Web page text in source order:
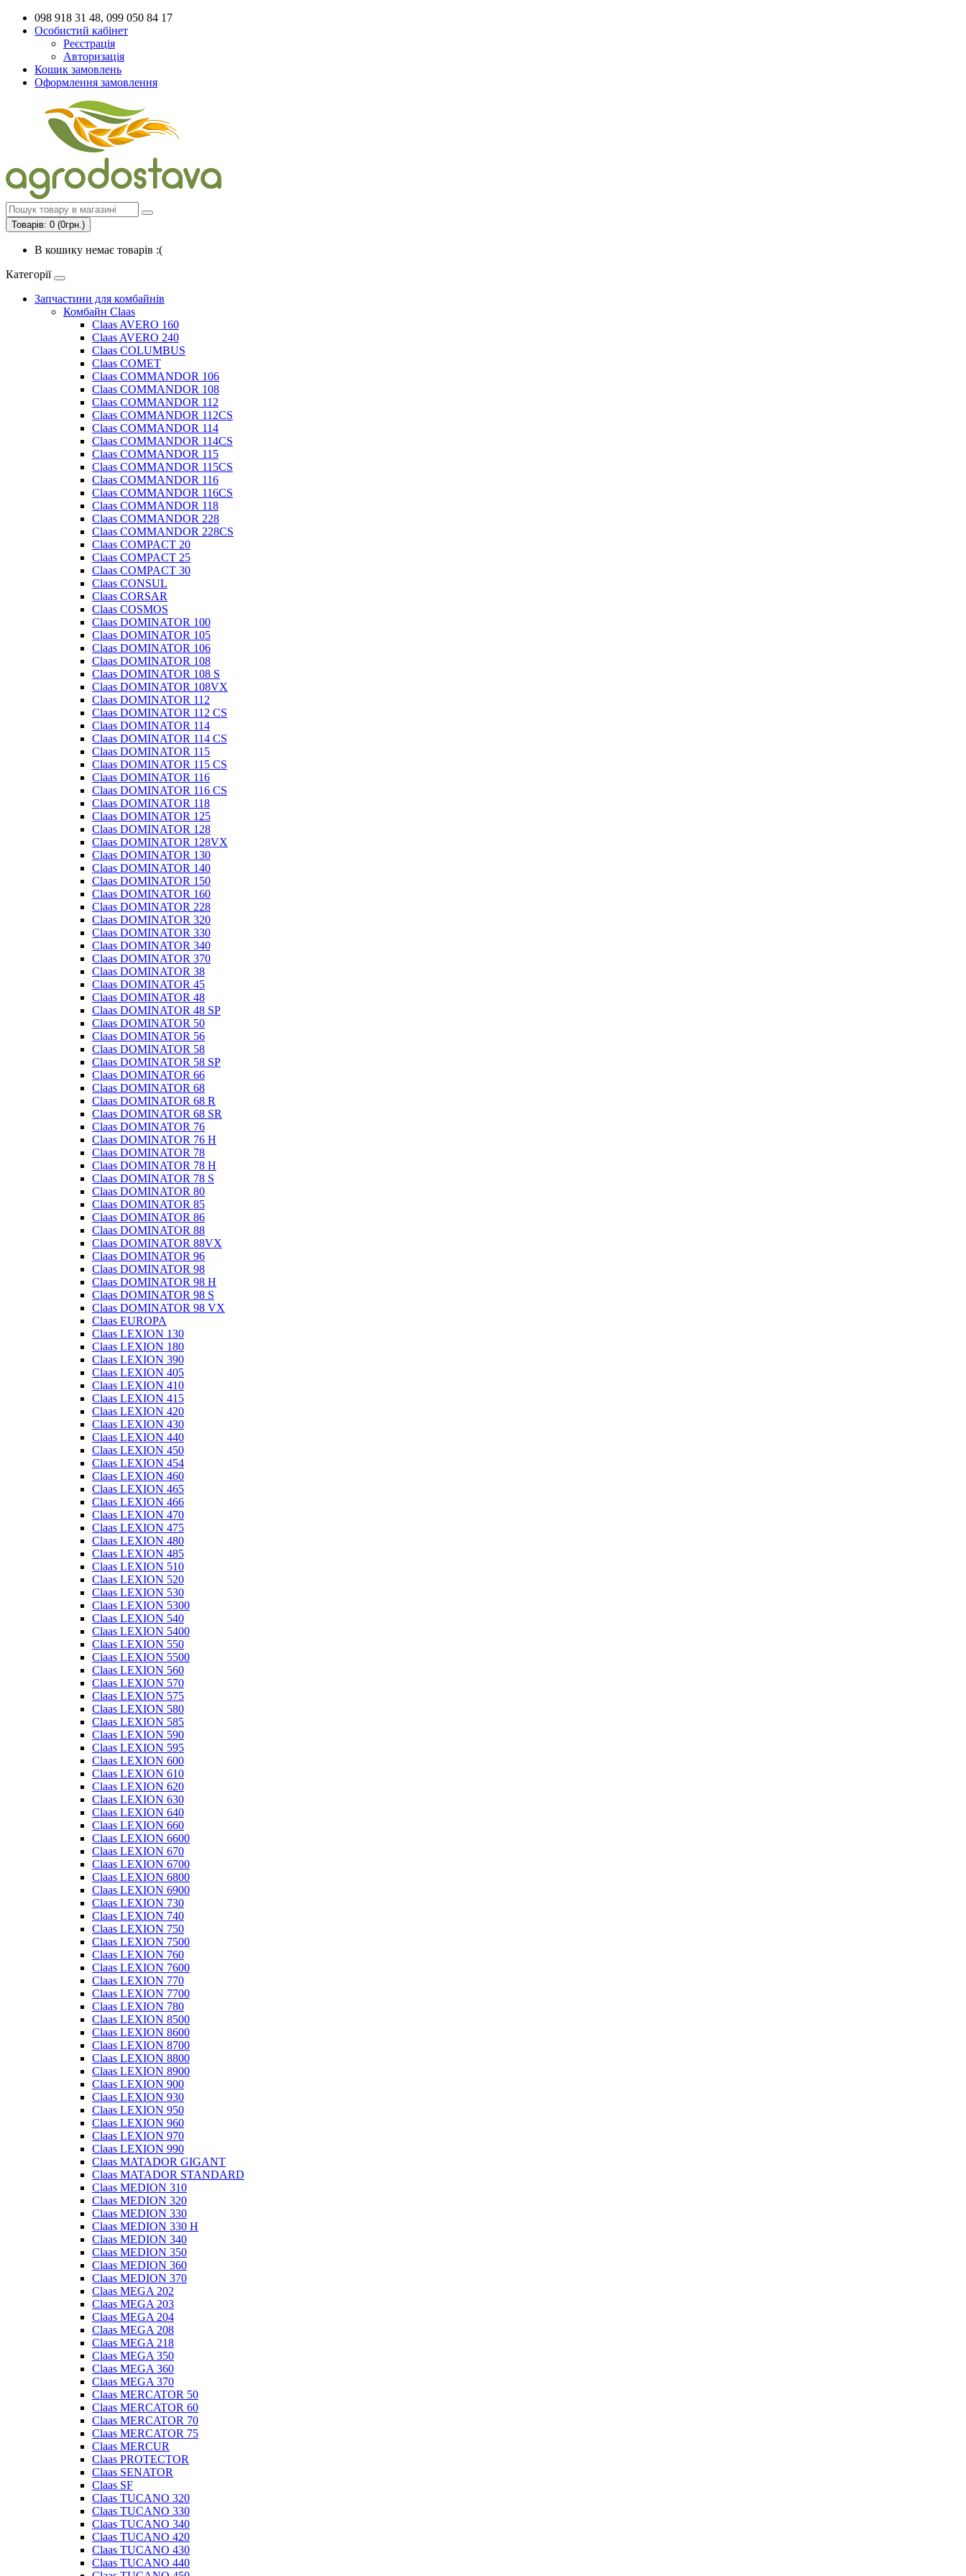
098 918 31 48, 099 050 84 17
Особистий кабінет
Реєстрація
Авторизація
Кошик замовлень
Оформлення замовлення
Товарів: 0 (0грн.)
В кошику немає товарів :(
Категорії
Запчастини для комбайнів
Комбайн Claas
Claas AVERO 160
Claas AVERO 240
Claas COLUMBUS
Claas COMET
Claas COMMANDOR 106
Claas COMMANDOR 108
Claas COMMANDOR 112
Claas COMMANDOR 112CS
Claas COMMANDOR 114
Claas COMMANDOR 114CS
Claas COMMANDOR 115
Claas COMMANDOR 115CS
Claas COMMANDOR 116
Claas COMMANDOR 116CS
Claas COMMANDOR 118
Claas COMMANDOR 228
Claas COMMANDOR 228CS
Claas COMPACT 20
Claas COMPACT 25
Claas COMPACT 30
Claas CONSUL
Claas CORSAR
Claas COSMOS
Claas DOMINATOR 100
Claas DOMINATOR 105
Claas DOMINATOR 106
Claas DOMINATOR 108
Claas DOMINATOR 108 S
Claas DOMINATOR 108VX
Claas DOMINATOR 112
Claas DOMINATOR 112 CS
Claas DOMINATOR 114
Claas DOMINATOR 114 CS
Claas DOMINATOR 115
Claas DOMINATOR 115 CS
Claas DOMINATOR 116
Claas DOMINATOR 116 CS
Claas DOMINATOR 118
Claas DOMINATOR 125
Claas DOMINATOR 128
Claas DOMINATOR 128VX
Claas DOMINATOR 130
Claas DOMINATOR 140
Claas DOMINATOR 150
Claas DOMINATOR 160
Claas DOMINATOR 228
Claas DOMINATOR 320
Claas DOMINATOR 330
Claas DOMINATOR 340
Claas DOMINATOR 370
Claas DOMINATOR 38
Claas DOMINATOR 45
Claas DOMINATOR 48
Claas DOMINATOR 48 SP
Claas DOMINATOR 50
Claas DOMINATOR 56
Claas DOMINATOR 58
Claas DOMINATOR 58 SP
Claas DOMINATOR 66
Claas DOMINATOR 68
Claas DOMINATOR 68 R
Claas DOMINATOR 68 SR
Claas DOMINATOR 76
Claas DOMINATOR 76 H
Claas DOMINATOR 78
Claas DOMINATOR 78 H
Claas DOMINATOR 78 S
Claas DOMINATOR 80
Claas DOMINATOR 85
Claas DOMINATOR 86
Claas DOMINATOR 88
Claas DOMINATOR 88VX
Claas DOMINATOR 96
Claas DOMINATOR 98
Claas DOMINATOR 98 H
Claas DOMINATOR 98 S
Claas DOMINATOR 98 VX
Claas EUROPA
Claas LEXION 130
Claas LEXION 180
Claas LEXION 390
Claas LEXION 405
Claas LEXION 410
Claas LEXION 415
Claas LEXION 420
Claas LEXION 430
Claas LEXION 440
Claas LEXION 450
Claas LEXION 454
Claas LEXION 460
Claas LEXION 465
Claas LEXION 466
Claas LEXION 470
Claas LEXION 475
Claas LEXION 480
Claas LEXION 485
Claas LEXION 510
Claas LEXION 520
Claas LEXION 530
Claas LEXION 5300
Claas LEXION 540
Claas LEXION 5400
Claas LEXION 550
Claas LEXION 5500
Claas LEXION 560
Claas LEXION 570
Claas LEXION 575
Claas LEXION 580
Claas LEXION 585
Claas LEXION 590
Claas LEXION 595
Claas LEXION 600
Claas LEXION 610
Claas LEXION 620
Claas LEXION 630
Claas LEXION 640
Claas LEXION 660
Claas LEXION 6600
Claas LEXION 670
Claas LEXION 6700
Claas LEXION 6800
Claas LEXION 6900
Claas LEXION 730
Claas LEXION 740
Claas LEXION 750
Claas LEXION 7500
Claas LEXION 760
Claas LEXION 7600
Claas LEXION 770
Claas LEXION 7700
Claas LEXION 780
Claas LEXION 8500
Claas LEXION 8600
Claas LEXION 8700
Claas LEXION 8800
Claas LEXION 8900
Claas LEXION 900
Claas LEXION 930
Claas LEXION 950
Claas LEXION 960
Claas LEXION 970
Claas LEXION 990
Claas MATADOR GIGANT
Claas MATADOR STANDARD
Claas MEDION 310
Claas MEDION 320
Claas MEDION 330
Claas MEDION 330 H
Claas MEDION 340
Claas MEDION 350
Claas MEDION 360
Claas MEDION 370
Claas MEGA 202
Claas MEGA 203
Claas MEGA 204
Claas MEGA 208
Claas MEGA 218
Claas MEGA 350
Claas MEGA 360
Claas MEGA 370
Claas MERCATOR 50
Claas MERCATOR 60
Claas MERCATOR 70
Claas MERCATOR 75
Claas MERCUR
Claas PROTECTOR
Claas SENATOR
Claas SF
Claas TUCANO 320
Claas TUCANO 330
Claas TUCANO 340
Claas TUCANO 420
Claas TUCANO 430
Claas TUCANO 440